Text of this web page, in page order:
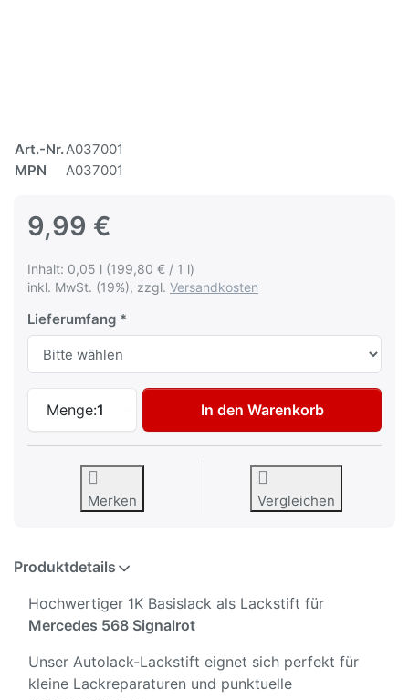
Art.-Nr.A037001
MPN
A037001
9,99 €
Inhalt: 0,05 l (199,80 € / 1 l)
inkl. MwSt. (19%), zzgl. Versandkosten
Lieferumfang
Menge:1
Autolack Lackstift für Mercedes 568
In den Warenkorb
Merken Vergleichen
Produktdetails
Hochwertiger 1K Basislack als Lackstift für
Mercedes 568 Signalrot
Unser Autolack-Lackstift eignet sich perfekt für
kleine Lackreparaturen und punktuelle